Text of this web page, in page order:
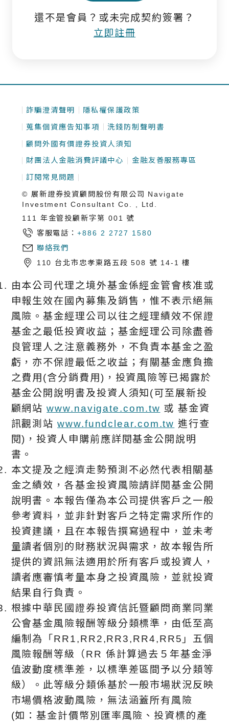
還不是會員？或未完成契約簽署？
立即註冊
詐騙澄清聲明 隱私權保護政策
蒐集個資應告知事項 洗錢防制聲明書
顧問外國有價證券投資人須知
財團法人金融消費評議中心 金融友善服務專區
訂閱常見問題
© 展新證券投資顧問股份有限公司 Navigate
Investment Consultant Co. , Ltd.
111 年金管投顧新字第 001 號
客服電話：+886 2 2727 1580
聯絡我們
110 台北市忠孝東路五段 508 號 14-1 樓
由本公司代理之境外基金係經金管會核准或
申報生效在國內募集及銷售，惟不表示絕無
風險。基金經理公司以往之經理績效不保證
基金之最低投資收益；基金經理公司除盡善
良管理人之注意義務外，不負責本基金之盈
虧，亦不保證最低之收益；有關基金應負擔
之費用(含分銷費用)，投資風險等已揭露於
基金公開說明書及投資人須知(可至展新投
顧網站www.navigate.com.tw 或 基金資
訊觀測站www.fundclear.com.tw 進行查
閱)，投資人申購前應詳閱基金公開說明
書。
本文提及之經濟走勢預測不必然代表相關基
金之績效，各基金投資風險請詳閱基金公開
說明書。本報告僅為本公司提供客戶之一般
參考資料，並非針對客戶之特定需求所作的
投資建議，且在本報告撰寫過程中，並未考
量讀者個別的財務狀況與需求，故本報告所
提供的資訊無法適用於所有客戶或投資人，
讀者應審慎考量本身之投資風險，並就投資
結果自行負責。
根據中華⺠國證券投資信託暨顧問商業同業
公會基金風險報酬等級分類標準，由低至高
編制為「RR1,RR2,RR3,RR4,RR5」五個
風險報酬等級（RR 係計算過去５年基金淨
值波動度標準差，以標準差區間予以分類等
級）。此等級分類係基於⼀般市場狀況反映
市場價格波動風險，無法涵蓋所有風險
(如：基金計價幣別匯率風險、投資標的產